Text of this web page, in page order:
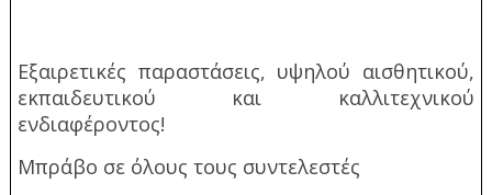
Εξαιρετικές παραστάσεις, υψηλού αισθητικού,
εκπαιδευτικού και καλλιτεχνικού
ενδιαφέροντος!
Μπράβο σε όλους τους συντελεστές